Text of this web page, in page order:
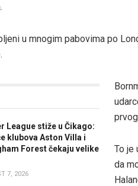
u mnogim pabovima po
League stiže u Čikago:
klubova Aston Villa i
Forest čekaju velike
7, 2026
To je
da